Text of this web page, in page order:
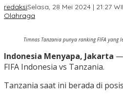
redaksiSelasa, 28 Mei 2024 | 21:27
Olahraga
Timnas Tanzania punya ranking FIFA yang
Indonesia Menyapa, Jakarta —
FIFA Indonesia vs Tanzania.
Tanzania saat ini berada di